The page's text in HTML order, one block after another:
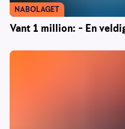
Vant 1 million: – En
NABOLAGET